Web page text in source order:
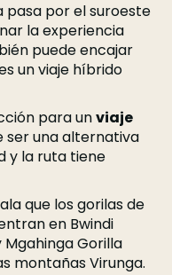
pasa por el suroeste
la experiencia
puede encajar
un viaje híbrido
para unviaje
ser una alternativa
y la ruta tiene
que los gorilas de
en Bwindi
Gorilla
montañas Virunga.